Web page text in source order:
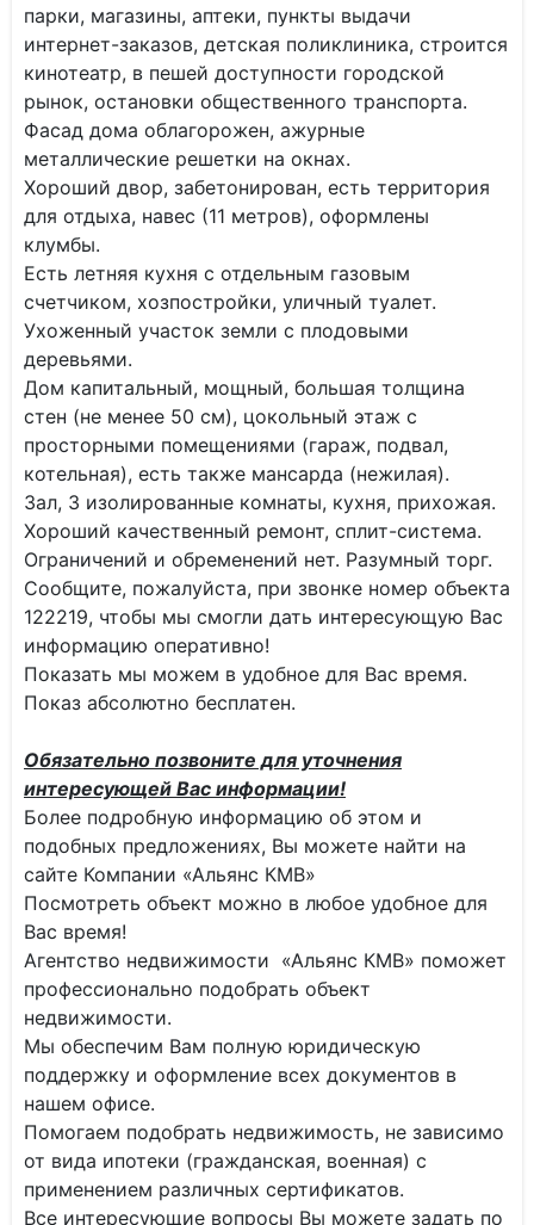
парки, магазины, аптеки, пункты выдачи
интернет-заказов, детская поликлиника, строится
кинотеатр, в пешей доступности городской
рынок, остановки общественного транспорта.
Фасад дома облагорожен, ажурные
металлические решетки на окнах.
Хороший двор, забетонирован, есть территория
для отдыха, навес (11 метров), оформлены
клумбы.
Есть летняя кухня с отдельным газовым
счетчиком, хозпостройки, уличный туалет.
Ухоженный участок земли с плодовыми
деревьями.
Дом капитальный, мощный, большая толщина
стен (не менее 50 см), цокольный этаж с
просторными помещениями (гараж, подвал,
котельная), есть также мансарда (нежилая).
Зал, 3 изолированные комнаты, кухня, прихожая.
Хороший качественный ремонт, сплит-система.
Ограничений и обременений нет. Разумный торг.
Сообщите, пожалуйста, при звонке номер объекта
122219, чтобы мы смогли дать интересующую Вас
информацию оперативно!
Показать мы можем в удобное для Вас время.
Показ абсолютно бесплатен.
Обязательно позвоните для уточнения
интересующей Вас информации!
Более подробную информацию об этом и
подобных предложениях, Вы можете найти на
сайте Компании «Альянс КМВ»
Посмотреть объект можно в любое удобное для
Вас время!
Агентство недвижимости «Альянс КМВ» поможет
профессионально подобрать объект
недвижимости.
Мы обеспечим Вам полную юридическую
поддержку и оформление всех документов в
нашем офисе.
Помогаем подобрать недвижимость, не зависимо
от вида ипотеки (гражданская, военная) с
применением различных сертификатов.
Все интересующие вопросы Вы можете задать по